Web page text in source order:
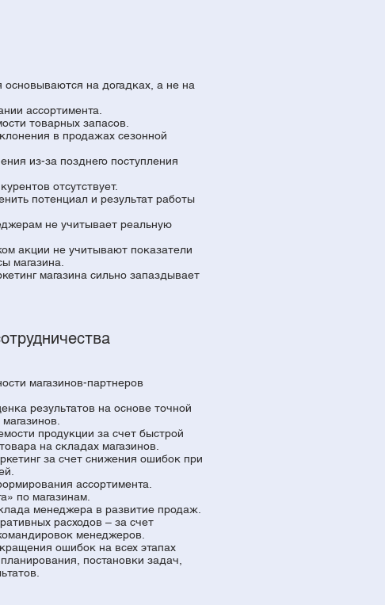
на догадках, а не на
ассортимента.
товарных запасов.
в продажах сезонной
из-за позднего поступления
отсутствует.
потенциал и результат работы
не учитывает реальную
акции не учитывают показатели
магазина.
магазина сильно запаздывает
магазинов-партнеров
результатов на основе точной
продукции за счет быстрой
на складах магазинов.
за счет снижения ошибок при
ассортимента.
по магазинам.
менеджера в развитие продаж.
расходов – за счет
менеджеров.
ошибок на всех этапах
постановки задач,